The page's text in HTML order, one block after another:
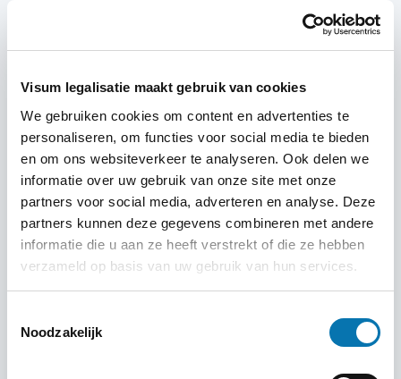
Visum legalisatie maakt gebruik van cookies
We gebruiken cookies om content en advertenties te
personaliseren, om functies voor social media te bieden
en om ons websiteverkeer te analyseren. Ook delen we
informatie over uw gebruik van onze site met onze
partners voor social media, adverteren en analyse. Deze
partners kunnen deze gegevens combineren met andere
informatie die u aan ze heeft verstrekt of die ze hebben
verzameld op basis van uw gebruik van hun services.
Noodzakelijk
naar het historische centrum. Het vooraf reserveren
van uw treintickets is sterk aanbevolen, vooral in de
weekenden en tijdens vakantieperiodes.
Uw visum en verblijf in Gyeongju
Gyeongju is een unieke bestemming waar moderne